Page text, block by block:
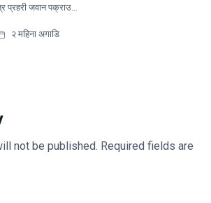
प्रहरी जवान पक्राउ…
२ महिना अगाडि
not be published. Required fields are